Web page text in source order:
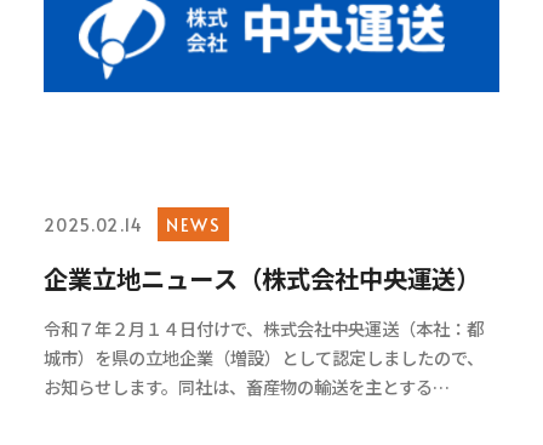
2025.02.14 NEWS
企業立地ニュース（株式会社中央運送）
令和７年２月１４日付けで、株式会社中央運送（本社：都
城市）を県の立地企業（増設）として認定しましたので、
お知らせします。同社は、畜産物の輸送を主とする…